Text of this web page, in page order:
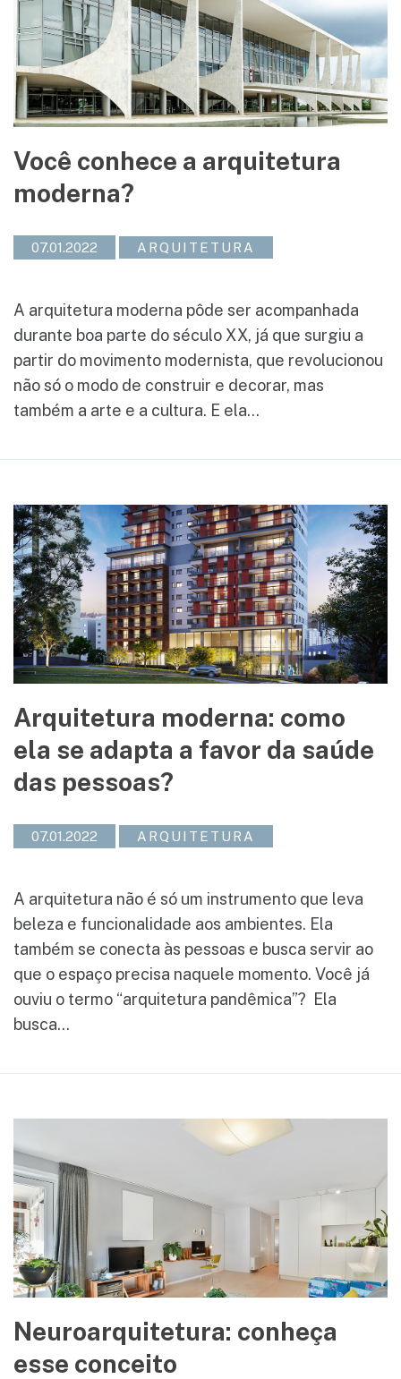
Você conhece a arquitetura
moderna?
07.01.2022 ARQUITETURA
A arquitetura moderna pôde ser acompanhada
durante boa parte do século XX, já que surgiu a
partir do movimento modernista, que revolucionou
não só o modo de construir e decorar, mas
também a arte e a cultura. E ela...
Arquitetura moderna: como
ela se adapta a favor da saúde
das pessoas?
07.01.2022 ARQUITETURA
A arquitetura não é só um instrumento que leva
beleza e funcionalidade aos ambientes. Ela
também se conecta às pessoas e busca servir ao
que o espaço precisa naquele momento. Você já
ouviu o termo “arquitetura pandêmica”? Ela
busca...
Neuroarquitetura: conheça
esse conceito